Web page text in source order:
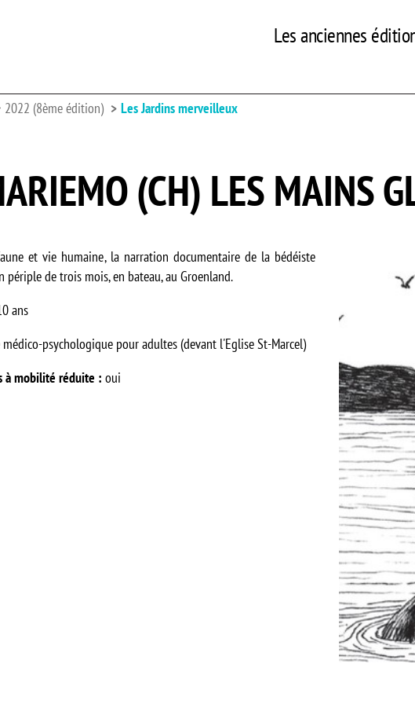
Les anciennes
2022 (8ème édition) Les Jardins merveilleux
(CH) LES MAINS
et vie humaine, la narration documentaire de la bédéiste
périple de trois mois, en bateau, au Groenland.
ans
psychologique pour adultes (devant l'Eglise St-Marcel)
à mobilité réduite : oui